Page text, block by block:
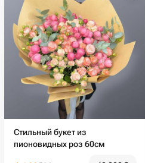
Стильный букет из
пионовидных роз 60см